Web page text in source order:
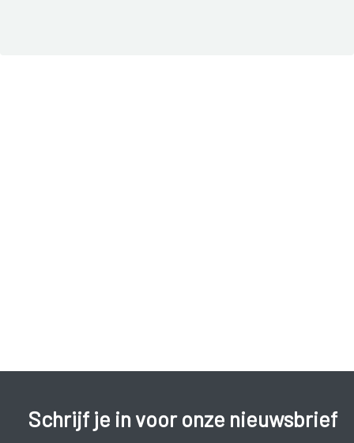
organiseren,... .
Schrijf je in voor onze nieuwsbrief